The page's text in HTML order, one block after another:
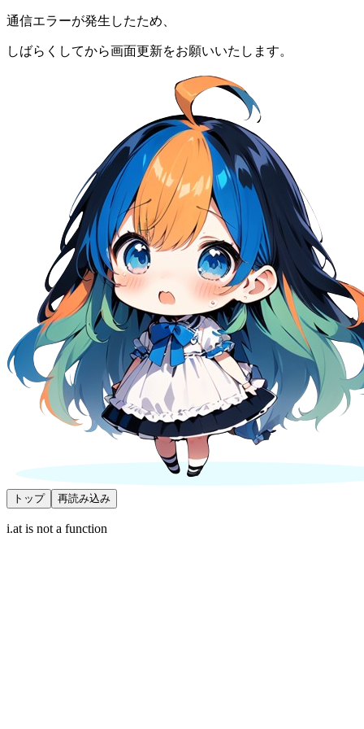
通信エラーが発生したため、
しばらくしてから画面更新をお願いいたします。
トップ 再読み込み
i.at is not a function